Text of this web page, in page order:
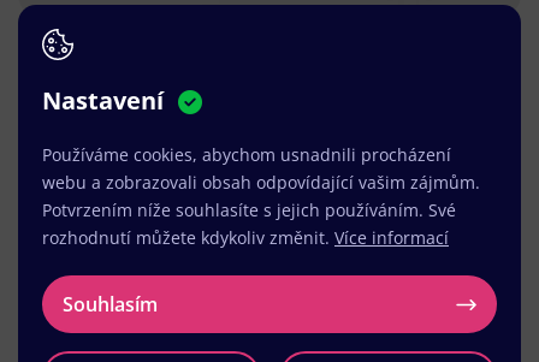
Nastavení
Používáme cookies, abychom usnadnili procházení
webu a zobrazovali obsah odpovídající vašim zájmům.
Potvrzením níže souhlasíte s jejich používáním. Své
rozhodnutí můžete kdykoliv změnit. Více informací
Souhlasím